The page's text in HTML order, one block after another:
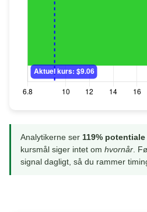
Analytikerne ser 119% potentiale
kursmål siger intet om hvornår.
signal dagligt, så du rammer